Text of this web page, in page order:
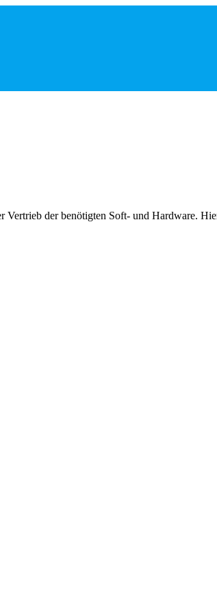
der benötigten Soft- und Hardware.